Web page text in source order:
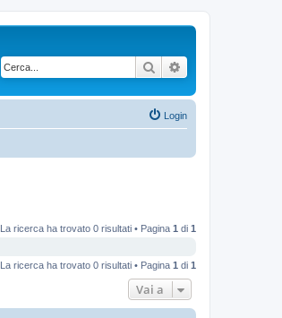
Cerca
Login
La ricerca ha trovato 0 risultati • Pagina 1 di 1
La ricerca ha trovato 0 risultati • Pagina 1 di 1
Vai a